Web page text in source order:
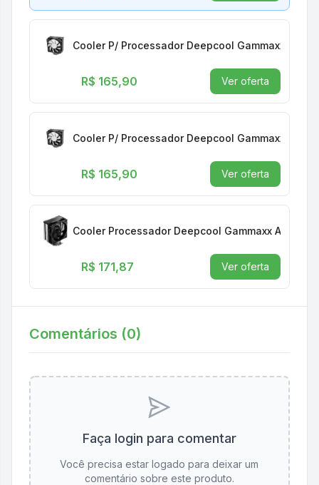
Cooler P/ Processador Deepcool Gammaxx Gte
R$ 165,90 Ver oferta
Cooler P/ Processador Deepcool Gammaxx Gte
R$ 165,90 Ver oferta
Cooler Processador Deepcool Gammaxx Ag400
R$ 171,87 Ver oferta
Comentários (0)
Faça login para comentar
Você precisa estar logado para deixar um
comentário sobre este produto.